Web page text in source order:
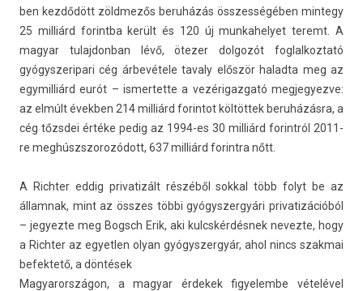
ben kezdődött zöldmezős beruházás összes­ségéb­en min­tegy
25 milliárd forintba került és 120 új mun­kahelyet teremt. A
magyar tulaj­donban lévő, ötezer dol­gozót fog­lalkoz­tató
gyógys­zeripari cég árbevétele tava­ly először halad­ta meg az
egymil­liárd eurót – is­mertet­te a vezérigaz­gató meg­jegyez­ve:
az elmúlt évekb­en 214 milliárd forin­tot költöttek beruházásra, a
cég tőzsdei értéke pedig az 1994-es 30 milliárd forintról 2011-
re meg­húszszorozódott, 637 milliárd forintra nőtt.
A Richt­er eddig privatizált részéből sokk­al több folyt be az
állam­nak, mint az összes többi gyógys­zergyári privatizációból
– jegyez­te meg Bogsch Erik, aki kulcskér­désnek nevez­te, hogy
a Richt­er az egyetl­en olyan gyógys­zergyár, ahol nincs szak­mai
be­fek­tető, a döntések
Magyarországon, a magyar érdekek figyelem­be vételével